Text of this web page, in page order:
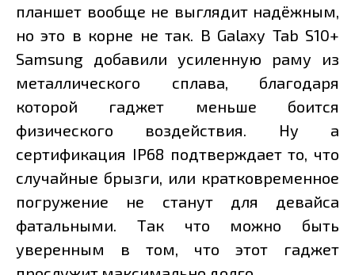
планшет вообще не выглядит надёжным,
но это в корне не так. В Galaxy Tab S10+
Samsung добавили усиленную раму из
металлического сплава, благодаря
которой гаджет меньше боится
физического воздействия. Ну а
сертификация IP68 подтверждает то, что
случайные брызги, или кратковременное
погружение не станут для девайса
фатальными. Так что можно быть
уверенным в том, что этот гаджет